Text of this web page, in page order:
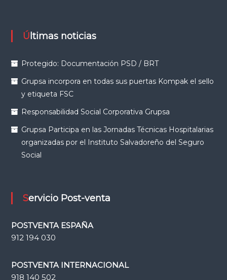
Últimas noticias
Protegido: Documentación PSD / BRT
Grupsa incorpora en todas sus puertas Kompak el sello
y etiqueta FSC
Responsabilidad Social Corporativa Grupsa
Grupsa Participa en las Jornadas Técnicas Hospitalarias
organizadas por el Instituto Salvadoreño del Seguro
Social
Servicio Post-venta
POSTVENTA ESPAÑA
912 194 030
POSTVENTA INTERNACIONAL
918 140 502